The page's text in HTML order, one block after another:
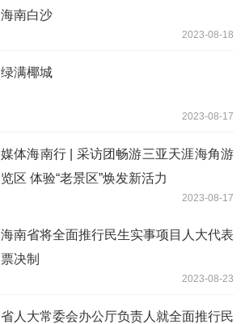
海南白沙
2023-08-18
绿满椰城
2023-08-17
媒体海南行 | 采访团畅游三亚天涯海角游
览区 体验“老景区”焕发新活力
2023-08-17
海南省将全面推行民生实事项目人大代表
票决制
2023-08-23
省人大常委会办公厅负责人就全面推行民